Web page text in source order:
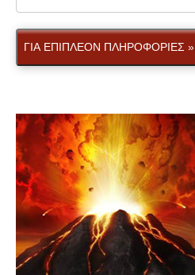
ΓΙΑ ΕΠΙΠΛΕΟΝ ΠΛΗΡΟΦΟΡΙΕΣ »